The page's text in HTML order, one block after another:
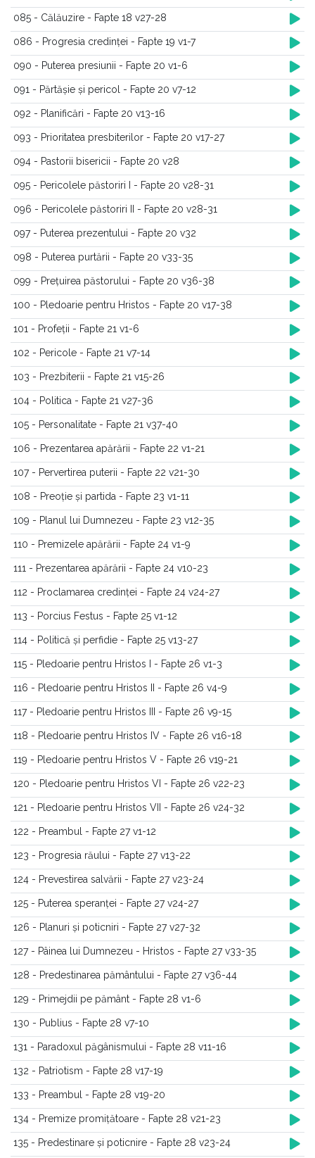
085 - Călăuzire - Fapte 18 v27-28
086 - Progresia credinței - Fapte 19 v1-7
090 - Puterea presiunii - Fapte 20 v1-6
091 - Părtășie și pericol - Fapte 20 v7-12
092 - Planificări - Fapte 20 v13-16
093 - Prioritatea presbiterilor - Fapte 20 v17-27
094 - Pastorii bisericii - Fapte 20 v28
095 - Pericolele păstoriri I - Fapte 20 v28-31
096 - Pericolele păstoriri II - Fapte 20 v28-31
097 - Puterea prezentului - Fapte 20 v32
098 - Puterea purtării - Fapte 20 v33-35
099 - Prețuirea păstorului - Fapte 20 v36-38
100 - Pledoarie pentru Hristos - Fapte 20 v17-38
101 - Profeții - Fapte 21 v1-6
102 - Pericole - Fapte 21 v7-14
103 - Prezbiterii - Fapte 21 v15-26
104 - Politica - Fapte 21 v27-36
105 - Personalitate - Fapte 21 v37-40
106 - Prezentarea apărării - Fapte 22 v1-21
107 - Pervertirea puterii - Fapte 22 v21-30
108 - Preoție și partida - Fapte 23 v1-11
109 - Planul lui Dumnezeu - Fapte 23 v12-35
110 - Premizele apărării - Fapte 24 v1-9
111 - Prezentarea apărării - Fapte 24 v10-23
112 - Proclamarea credinței - Fapte 24 v24-27
113 - Porcius Festus - Fapte 25 v1-12
114 - Politică și perfidie - Fapte 25 v13-27
115 - Pledoarie pentru Hristos I - Fapte 26 v1-3
116 - Pledoarie pentru Hristos II - Fapte 26 v4-9
117 - Pledoarie pentru Hristos III - Fapte 26 v9-15
118 - Pledoarie pentru Hristos IV - Fapte 26 v16-18
119 - Pledoarie pentru Hristos V - Fapte 26 v19-21
120 - Pledoarie pentru Hristos VI - Fapte 26 v22-23
121 - Pledoarie pentru Hristos VII - Fapte 26 v24-32
122 - Preambul - Fapte 27 v1-12
123 - Progresia răului - Fapte 27 v13-22
124 - Prevestirea salvării - Fapte 27 v23-24
125 - Puterea speranței - Fapte 27 v24-27
126 - Planuri și poticniri - Fapte 27 v27-32
127 - Pâinea lui Dumnezeu - Hristos - Fapte 27 v33-35
128 - Predestinarea pământului - Fapte 27 v36-44
129 - Primejdii pe pământ - Fapte 28 v1-6
130 - Publius - Fapte 28 v7-10
131 - Paradoxul păgânismului - Fapte 28 v11-16
132 - Patriotism - Fapte 28 v17-19
133 - Preambul - Fapte 28 v19-20
134 - Premize promițătoare - Fapte 28 v21-23
135 - Predestinare și poticnire - Fapte 28 v23-24